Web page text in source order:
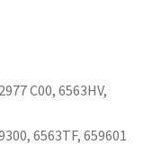
C00, 6563HV,
6563TF, 659601